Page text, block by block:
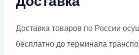
Доставка товаров по России
бесплатно до терминала